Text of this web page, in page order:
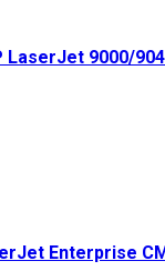
9000/
Enterprise